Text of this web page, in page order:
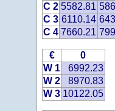
C 2 5582.81
C 3 6110.14
C 4 7660.21
€
0
W 1
6992.23
W 2
8970.83
W 3 10122.05